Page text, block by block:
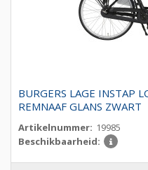
BURGERS LAGE INSTAP
REMNAAF GLANS ZWART
Artikelnummer: 19985
Beschikbaarheid: